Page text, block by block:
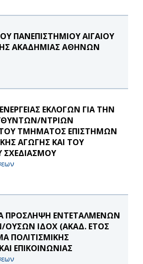
ΠΑΝΕΠΙΣΤΗΜΙΟΥ ΑΙΓΑΙΟΥ
ΑΚΑΔΗΜΙΑΣ ΑΘΗΝΩΝ
ΕΚΛΟΓΩΝ ΓΙΑ ΤΗΝ
ΝΤΡΙΩΝ
ΤΜΗΜΑΤΟΣ ΕΠΙΣΤΗΜΩΝ
ΑΓΩΓΗΣ ΚΑΙ ΤΟΥ
ΣΧΕΔΙΑΣΜΟΥ
ΠΡΟΣΛΗΨΗ ΕΝΤΕΤΑΛΜΕΝΩΝ
ΙΔΟΧ (ΑΚΑΔ. ΕΤΟΣ
ΠΟΛΙΤΙΣΜΙΚΗΣ
ΕΠΙΚΟΙΝΩΝΙΑΣ